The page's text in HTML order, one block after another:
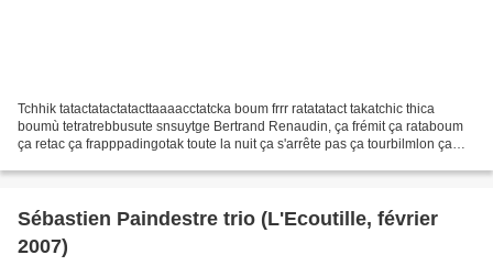
Tchhik tatactatactatacttaaaacctatcka boum frrr ratatatact takatchic thica
boumù tetratrebbusute snsuytge Bertrand Renaudin, ça frémit ça rataboum
ça retac ça frapppadingotak toute la nuit ça s'arrête pas ça tourbilmlon ça
Sébastien Paindestre trio (L'Ecoutille, février
2007)